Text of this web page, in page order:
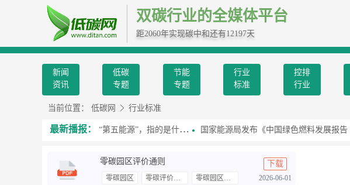
双碳行业的全媒体平台
距2060年实现碳中和还有12197天
新闻
资讯
低碳
专题
节能
专题
行业
标准
控排
行业
当前位置： 低碳网 行业标准
最新播报：
习近平总书记提到的“第五能源”，指的是什么？ 国家能源局发布《中国绿色燃料发展报告（2026）》
零碳园区评价通则
零碳园区 零碳评价指标 零碳园区认证
下载
2026-06-01